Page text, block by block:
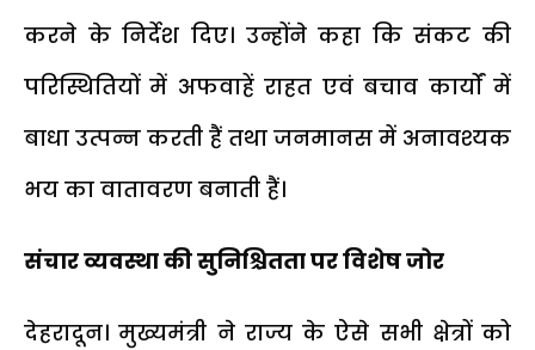
करने के निर्देश दिए। उन्होंने कहा कि संकट की
परिस्थितियों में अफवाहें राहत एवं बचाव कार्यों में
बाधा उत्पन्न करती हैं तथा जनमानस में अनावश्यक
भय का वातावरण बनाती हैं।
संचार व्यवस्था की सुनिश्चितता पर विशेष जोर
देहरादून। मुख्यमंत्री ने राज्य के ऐसे सभी क्षेत्रों को